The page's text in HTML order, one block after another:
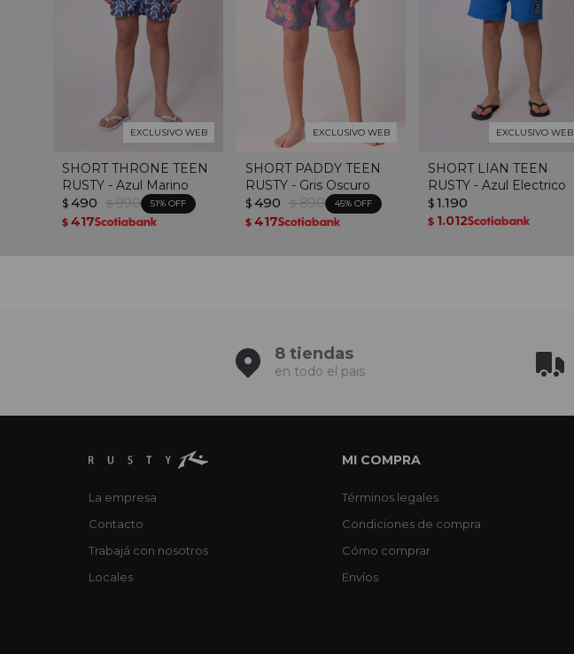
EXCLUSIVO WEB
SHORT THRONE TEEN
RUSTY - Azul Marino
$ 490 $ 990 51
$ 417
EXCLUSIVO WEB
SHORT PADDY TEEN
RUSTY - Gris Oscuro
$ 490 $ 890 45
$ 417
EXCLUSIVO WEB
SHORT LIAN TEEN
RUSTY - Azul Electrico
$ 1.190
$ 1.012
8 tiendas
en todo el pais
La empresa
Contacto
Trabajá con nosotros
Locales
MI COMPRA
Términos legales
Condiciones de compra
Cómo comprar
Envíos